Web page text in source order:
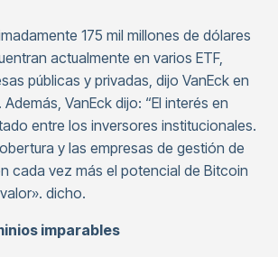
175 mil millones de dólares
actualmente en varios ETF,
públicas y privadas, dijo VanEck en
VanEck dijo: “El interés en
entre los inversores institucionales.
y las empresas de gestión de
cada vez más el potencial de Bitcoin
dicho.
imparables